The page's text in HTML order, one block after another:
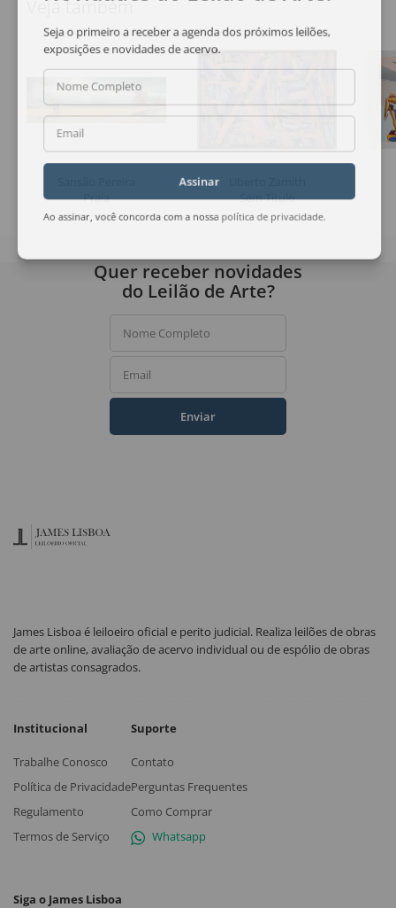
Veja também
Praia
Sem Título
Seja o primeiro a receber a agenda dos próximos leilões,
exposições e novidades de acervo.
Nome Completo
Email
Assinar
Ao assinar, você concorda com a nossa política de privacidade
Quer receber novidades
do Leilão de Arte?
Nome Completo
Email
Enviar
James Lisboa é leiloeiro oficial e perito judicial. Realiza leilões de obras
de arte online, avaliação de acervo individual ou de espólio de obras
de artistas consagrados.
Institucional
Trabalhe Conosco
Política de Privacidade
Regulamento
Termos de Serviço
Suporte
Contato
Perguntas Frequentes
Como Comprar
Whatsapp
Siga o James Lisboa